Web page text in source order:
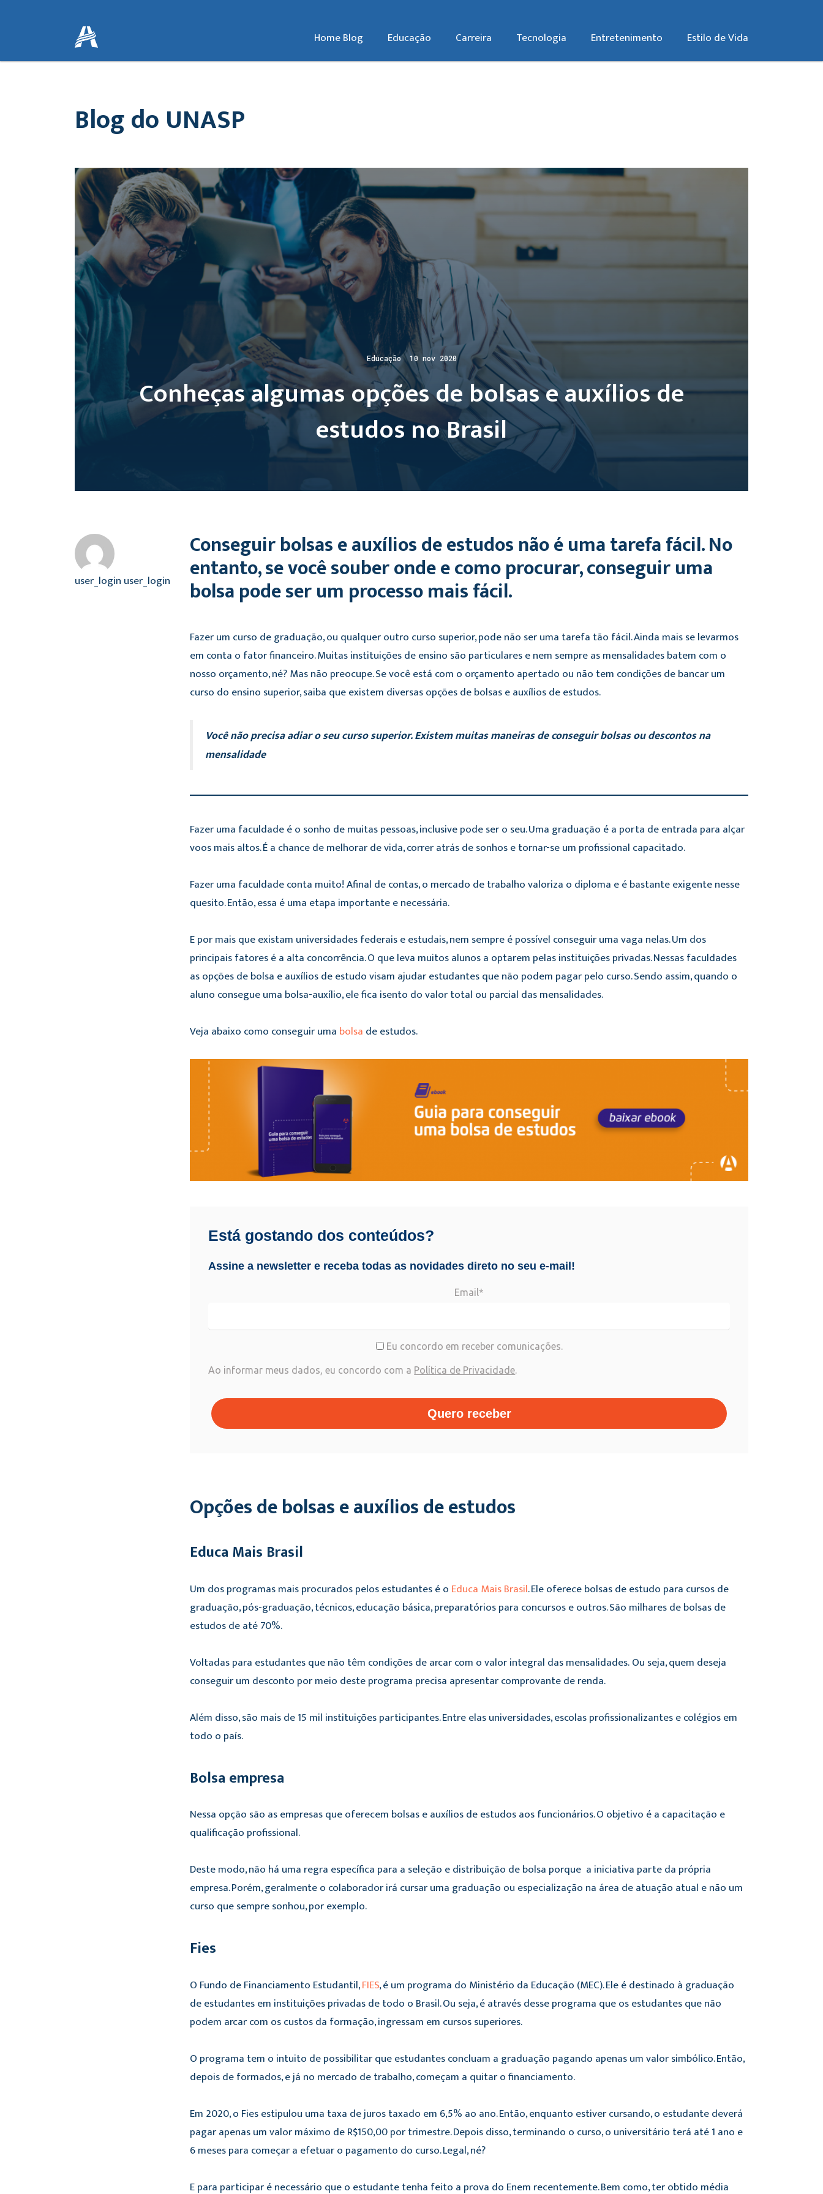
Home Blog Educação Carreira Tecnologia Entretenimento Estilo de Vida
Blog do UNASP
Educação 10 nov 2020
Conheças algumas opções de bolsas e auxílios de
estudos no Brasil
user_login user_login
Conseguir bolsas e auxílios de estudos não é uma tarefa fácil. No
entanto, se você souber onde e como procurar, conseguir uma
bolsa pode ser um processo mais fácil.
Fazer um curso de graduação, ou qualquer outro curso superior, pode não ser uma tarefa tão fácil. Ainda mais se levarmos
em conta o fator financeiro. Muitas instituições de ensino são particulares e nem sempre as mensalidades batem com o
nosso orçamento, né? Mas não preocupe. Se você está com o orçamento apertado ou não tem condições de bancar um
curso do ensino superior, saiba que existem diversas opções de bolsas e auxílios de estudos.
Você não precisa adiar o seu curso superior. Existem muitas maneiras de conseguir bolsas ou descontos na
mensalidade
Fazer uma faculdade é o sonho de muitas pessoas, inclusive pode ser o seu. Uma graduação é a porta de entrada para alçar
voos mais altos. É a chance de melhorar de vida, correr atrás de sonhos e tornar-se um profissional capacitado.
Fazer uma faculdade conta muito! Afinal de contas, o mercado de trabalho valoriza o diploma e é bastante exigente nesse
quesito. Então, essa é uma etapa importante e necessária.
E por mais que existam universidades federais e estudais, nem sempre é possível conseguir uma vaga nelas. Um dos
principais fatores é a alta concorrência. O que leva muitos alunos a optarem pelas instituições privadas. Nessas faculdades
as opções de bolsa e auxílios de estudo visam ajudar estudantes que não podem pagar pelo curso. Sendo assim, quando o
aluno consegue uma bolsa-auxílio, ele fica isento do valor total ou parcial das mensalidades.
Veja abaixo como conseguir uma bolsa de estudos.
Está gostando dos conteúdos?
Assine a newsletter e receba todas as novidades direto no seu e-mail!
Email*
Eu concordo em receber comunicações.
Ao informar meus dados, eu concordo com a Política de Privacidade.
Quero receber
Opções de bolsas e auxílios de estudos
Educa Mais Brasil
Um dos programas mais procurados pelos estudantes é o Educa Mais Brasil. Ele oferece bolsas de estudo para cursos de
graduação, pós-graduação, técnicos, educação básica, preparatórios para concursos e outros. São milhares de bolsas de
estudos de até 70%.
Voltadas para estudantes que não têm condições de arcar com o valor integral das mensalidades. Ou seja, quem deseja
conseguir um desconto por meio deste programa precisa apresentar comprovante de renda.
Além disso, são mais de 15 mil instituições participantes. Entre elas universidades, escolas profissionalizantes e colégios em
todo o país.
Bolsa empresa
Nessa opção são as empresas que oferecem bolsas e auxílios de estudos aos funcionários. O objetivo é a capacitação e
qualificação profissional.
Deste modo, não há uma regra específica para a seleção e distribuição de bolsa porque a iniciativa parte da própria
empresa. Porém, geralmente o colaborador irá cursar uma graduação ou especialização na área de atuação atual e não um
curso que sempre sonhou, por exemplo.
Fies
O Fundo de Financiamento Estudantil,FIES, é um programa do Ministério da Educação (MEC). Ele é destinado à graduação
de estudantes em instituições privadas de todo o Brasil. Ou seja, é através desse programa que os estudantes que não
podem arcar com os custos da formação, ingressam em cursos superiores.
O programa tem o intuito de possibilitar que estudantes concluam a graduação pagando apenas um valor simbólico. Então,
depois de formados, e já no mercado de trabalho, começam a quitar o financiamento.
Em 2020, o Fies estipulou uma taxa de juros taxado em 6,5% ao ano. Então, enquanto estiver cursando, o estudante deverá
pagar apenas um valor máximo de R$150,00 por trimestre. Depois disso, terminando o curso, o universitário terá até 1 ano e
6 meses para começar a efetuar o pagamento do curso. Legal, né?
E para participar é necessário que o estudante tenha feito a prova do Enem recentemente. Bem como, ter obtido média